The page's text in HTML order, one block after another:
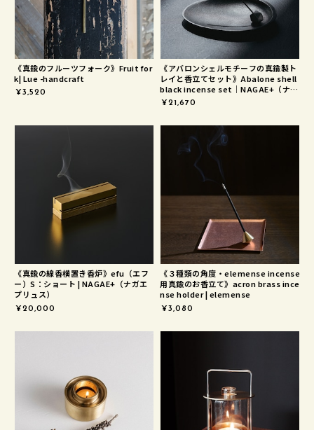
《真鍮のフルーツフォーク》Fruit for
k| Lue -handcraft
¥3,520
《アバロンシェルモチーフの真鍮製ト
レイと香立てセット》Abalone shell
black incense set｜NAGAE+（ナガ
エプリュス）
¥21,670
《真鍮の線香横置き香炉》efu（エフ
ー）S：ショート | NAGAE+（ナガエ
プリュス）
¥20,000
《３種類の角度・elemense incense
用真鍮のお香立て》acron brass ince
nse holder | elemense
¥3,080